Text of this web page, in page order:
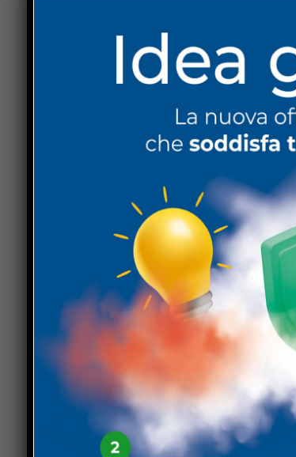
ristrutturazione in corso in alcune
Montedoro potranno esercitare il
sezioni 20 e 21 della scuola primaria
elettori delle sezioni 36,50,52,53
sezione 44 dell’ex scuola materna
Certificazioni mediche. Per tutti
19, oltre che per quanti abbiano
Tevere dell’Usl Umbria 1 ha attivato
certificazioni necessarie con un
ore 10.30 di domenica 12 giugno.
Trasporto al seggio. Come per ogni
pubblico ai seggi, con un veicolo
domenica 12 giugno dalle ore 9.00
essere prenotato al numero di telefono
Disposizioni per gli elettori. Con la
che l’uso della mascherina è
rimesso alla responsabilità di
anti-Covid 19, come evitare di uscire
o di temperatura corporea superiore